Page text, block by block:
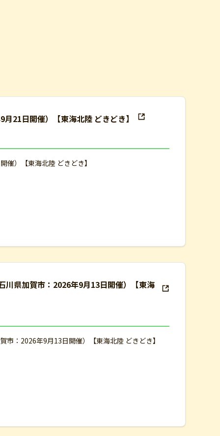
21日開催）【東海北陸 どきどき】
催）【東海北陸 どきどき】
県加賀市：2026年9月13日開催）【東海
：2026年9月13日開催）【東海北陸 どきどき】